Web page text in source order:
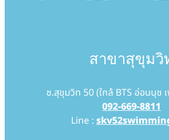
สาขาสุขุมวิ
ซ.สุขุมวิท 50 (ใกล้ BTS อ่อนนุช
092-669-8811
Line :